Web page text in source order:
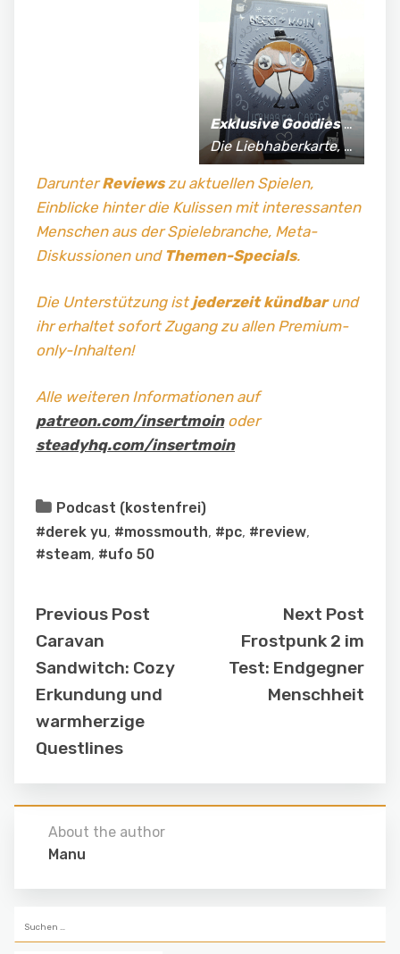
Exklusive Goodiesfür Supporter*innen:
Die Liebhaberkarte, jährlich limitierte Fan-Shirts und vieles mehr!
DarunterReviewszu aktuellen Spielen,
Einblicke hinter die Kulissen mit interessanten
Menschen aus der Spielebranche, Meta-
Diskussionen und Themen-Specials.
Die Unterstützung istjederzeit kündbarund
ihr erhaltet sofort Zugang zu allen Premium-
only-Inhalten!
Alle weiteren Informationen auf
patreon.com/insertmoinoder
steadyhq.com/insertmoin
Podcast (kostenfrei)
#derek yu, #mossmouth, #pc, #review,
#steam, #ufo 50
Previous Post
Caravan
Sandwitch: Cozy
Erkundung und
warmherzige
Questlines
Next Post
Frostpunk 2 im
Test: Endgegner
Menschheit
About the author
Manu
nach: